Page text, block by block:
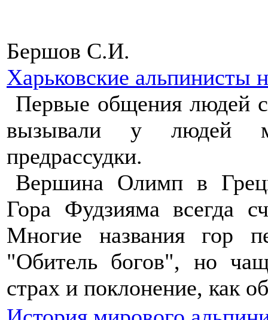
Бершов С.И.
Харьковские альпинисты
Первые общения людей
вызывали у людей
предрассудки.
Вершина Олимп в
Гора Фудзияма всегда
Многие названия гор
"Обитель богов", но
страх и поклонение, как